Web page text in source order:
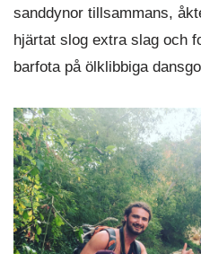
sanddynor tillsammans,
hjärtat slog extra slag och
barfota på ölklibbiga